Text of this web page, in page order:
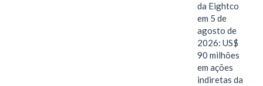
da Eightco
em 5 de
agosto de
2026: US$
90 milhões
em ações
indiretas da